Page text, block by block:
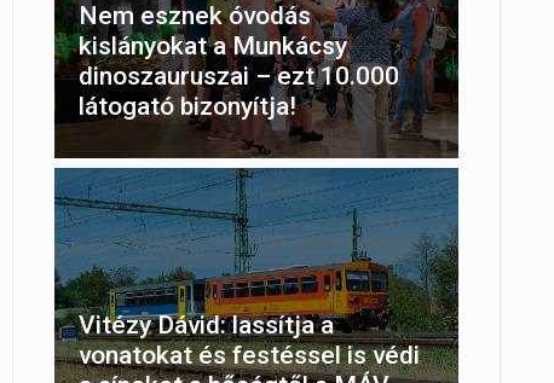
Nem esznek óvodás
kislányokat a Munkácsy
dinoszauruszai – ezt 10.000
látogató bizonyítja!
Vitézy Dávid: lassítja a
vonatokat és festéssel is védi